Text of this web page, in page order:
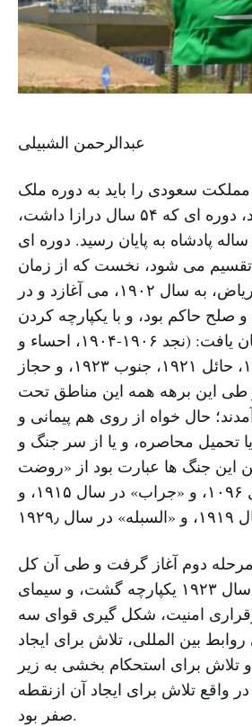
عبدالرحمن الشبیلی
سعودی را باید به دوره ملک
عبدالعزیز نسبت داد، دوره ای که ۵۴ سال درازا داشت،
و با انتهای عمر ۸۰ ساله پادشاه به پایان رسید. دوره ای
می شود، نخست که از زمان
ورود او به شهر ریاض، به سال ۱۹۰۲، می آغازد و در
حاکم بود، و با یکپارچه کردن
بسیاری از اقالیم پایان یافت: (نجد ۱۹۰۶-۱۹۰۴، احساء و
قطیف ۱۹۱۳، حائل ۱۹۲۱، جنوب ۱۹۲۳، و حجاز
در طی این برهه همه این مناطق تحت
حال خواه از روی هم پیمانی و
تحمیل محاصره، و یا از سر جنگ و
این جنگ ها عبارت بود از «روضت
مهنا» به سال ۱۰۹۶، و «جراب» در سال ۱۹۱۵، و
دوم آغاز گرفت و طی آن کل
موجودیت دولت به سال ۱۹۲۳ یکپارچه گشت، و سیمای
امنیت، شکل گیری قوای سه
روابط بین المللی، تلاش برای ایجاد
و تلاش برای استحکام بخشی به زیر
واقع تلاش برای ایجاد آن ازنقطه
صفر بود.